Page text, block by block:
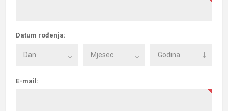
Datum rođenja:
E-mail: